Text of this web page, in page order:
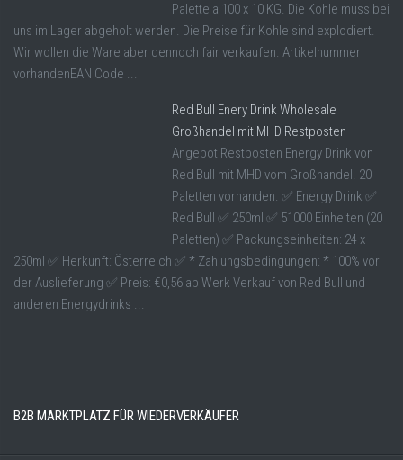
Palette a 100 x 10 KG. Die Kohle muss bei
uns im Lager abgeholt werden. Die Preise für Kohle sind explodiert.
Wir wollen die Ware aber dennoch fair verkaufen. Artikelnummer
vorhandenEAN Code ...
Red Bull Enery Drink Wholesale
Großhandel mit MHD Restposten
Angebot Restposten Energy Drink von
Red Bull mit MHD vom Großhandel. 20
Paletten vorhanden. ✅ Energy Drink ✅
Red Bull ✅ 250ml ✅ 51000 Einheiten (20
Paletten) ✅ Packungseinheiten: 24 x
250ml ✅ Herkunft: Österreich ✅ * Zahlungsbedingungen: * 100% vor
der Auslieferung ✅ Preis: €0,56 ab Werk Verkauf von Red Bull und
anderen Energydrinks ...
B2B MARKTPLATZ FÜR WIEDERVERKÄUFER